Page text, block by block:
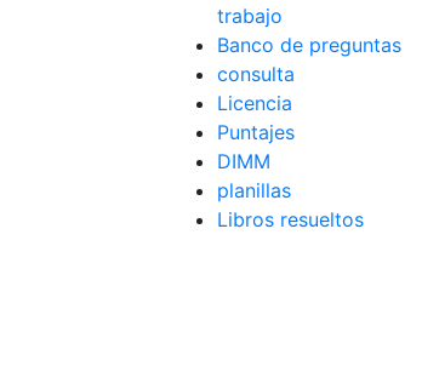
Solicitar Certificado Tramites,Tramites en
Urbanísticatrabajo
Banco de preguntas
consulta
Licencia
Puntajes
DIMM
planillas
Libros resueltos